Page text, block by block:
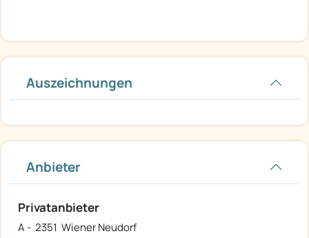
Auszeichnungen
Anbieter
Privatanbieter
A - 2351 Wiener Neudorf